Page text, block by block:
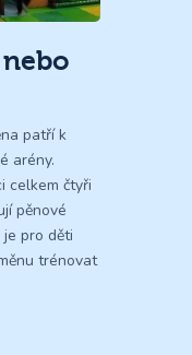
patří k
arény.
celkem čtyři
pěnové
je pro děti
trénovat